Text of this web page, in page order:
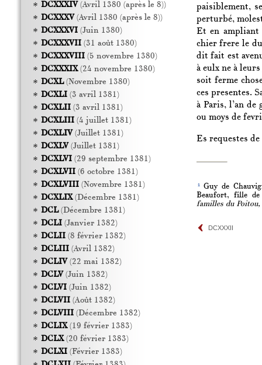
paisiblement,
perturbé,
Et en
chier frere le
dit fait est
à eulx ne à
soit ferme
ces presentes.
à Paris, l’an
ou moys de
Es requestes
1Guy de
Beaufort, fille de
familles du Poitou,
DCXXXII
DCXXXIV(Avril 1380 (après le 8))
DCXXXV(Avril 1380 (après le 8))
DCXXXVI(Juin 1380)
DCXXXVII(31 août 1380)
DCXXXVIII(5 novembre 1380)
DCXXXIX(24 novembre 1380)
DCXL(Novembre 1380)
DCXLI(3 avril 1381)
DCXLII(3 avril 1381)
DCXLIII(4 juillet 1381)
DCXLIV(Juillet 1381)
DCXLV(Juillet 1381)
DCXLVI(29 septembre 1381)
DCXLVII(6 octobre 1381)
DCXLVIII(Novembre 1381)
DCXLIX(Décembre 1381)
DCL(Décembre 1381)
DCLI(Janvier 1382)
DCLII(8 février 1382)
DCLIII(Avril 1382)
DCLIV(22 mai 1382)
DCLV(Juin 1382)
DCLVI(Juin 1382)
DCLVII(Août 1382)
DCLVIII(Décembre 1382)
DCLIX(19 février 1383)
DCLX(20 février 1383)
DCLXI(Février 1383)